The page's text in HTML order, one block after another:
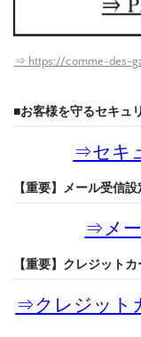
⇒ https://comme-des-
■お客様を守るセキュ
⇒セキ
【重要】メール受信
⇒メ
【重要】クレジット
⇒クレジット